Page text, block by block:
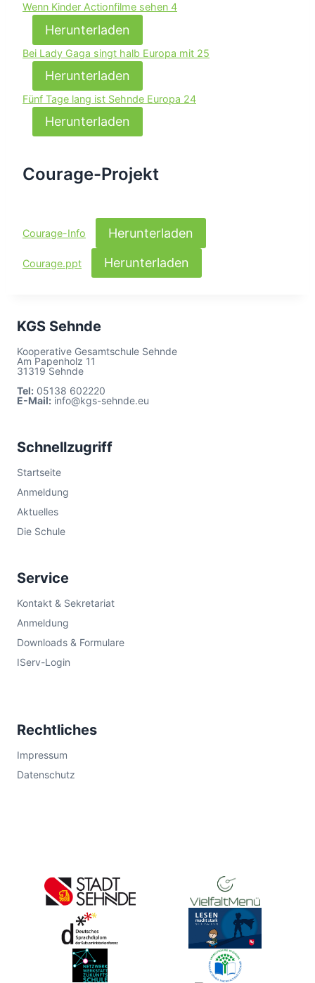
Wenn Kinder Actionfilme sehen 4
Herunterladen
Bei Lady Gaga singt halb Europa mit 25
Herunterladen
Fünf Tage lang ist Sehnde Europa 24
Herunterladen
Courage-Projekt
Courage-Info Herunterladen
Courage.ppt Herunterladen
KGS Sehnde
Kooperative Gesamtschule Sehnde
Am Papenholz 11
31319 Sehnde
Tel: 05138 602220
E-Mail: info@kgs-sehnde.eu
Schnellzugriff
Startseite
Anmeldung
Aktuelles
Die Schule
Service
Kontakt & Sekretariat
Anmeldung
Downloads & Formulare
IServ-Login
Rechtliches
Impressum
Datenschutz